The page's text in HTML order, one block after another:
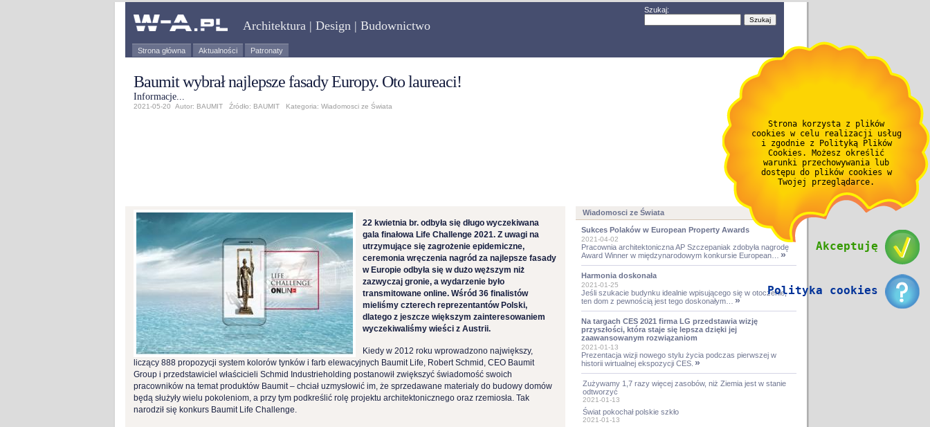
Architektura | Design | Budownictwo
Szukaj:
Strona główna Aktualności Patronaty
Baumit wybrał najlepsze fasady Europy. Oto laureaci!
Informacje...
2021-05-20 Autor: BAUMIT Źródło: BAUMITKategoria: Wiadomosci ze Świata
22 kwietnia br. odbyła się długo wyczekiwana
gala finałowa Life Challenge 2021. Z uwagi na
utrzymujące się zagrożenie epidemiczne,
ceremonia wręczenia nagród za najlepsze fasady
w Europie odbyła się w dużo węższym niż
zazwyczaj gronie, a wydarzenie było
transmitowane online. Wśród 36 finalistów
mieliśmy czterech reprezentantów Polski,
dlatego z jeszcze większym zainteresowaniem
wyczekiwaliśmy wieści z Austrii.
Kiedy w 2012 roku wprowadzono największy,
liczący 888 propozycji system kolorów tynków i farb elewacyjnych Baumit Life, Robert Schmid, CEO Baumit
Group i przedstawiciel właścicieli Schmid Industrieholding postanowił zwiększyć świadomość swoich
pracowników na temat produktów Baumit – chciał uzmysłowić im, że sprzedawane materiały do budowy domów
będą służyły wielu pokoleniom, a przy tym podkreślić rolę projektu architektonicznego oraz rzemiosła. Tak
narodził się konkurs Baumit Life Challenge.
Wiadomosci ze Świata
Sukces Polaków w European Property Awards
2021-04-02
Pracownia architektoniczna AP Szczepaniak zdobyła nagrodę
Award Winner w międzynarodowym konkursie European…
»
Harmonia doskonała
2021-01-25
Jeśli szukacie budynku idealnie wpisującego się w otoczenie,
ten dom z pewnością jest tego doskonałym…
»
Na targach CES 2021 firma LG przedstawia wizję
przyszłości, która staje się lepsza dzięki jej
zaawansowanym rozwiązaniom
2021-01-13
Prezentacja wizji nowego stylu życia podczas pierwszej w
historii wirtualnej ekspozycji CES. »
Zużywamy 1,7 razy więcej zasobów, niż Ziemia jest w stanie
odtworzyć
2021-01-13
Świat pokochał polskie szkło
2021-01-13
Strona korzysta z plików
cookies w celu realizacji usług
i zgodnie z Polityką Plików
Cookies. Możesz określić
warunki przechowywania lub
dostępu do plików cookies w
Twojej przeglądarce.
Akceptuję
Polityka cookies